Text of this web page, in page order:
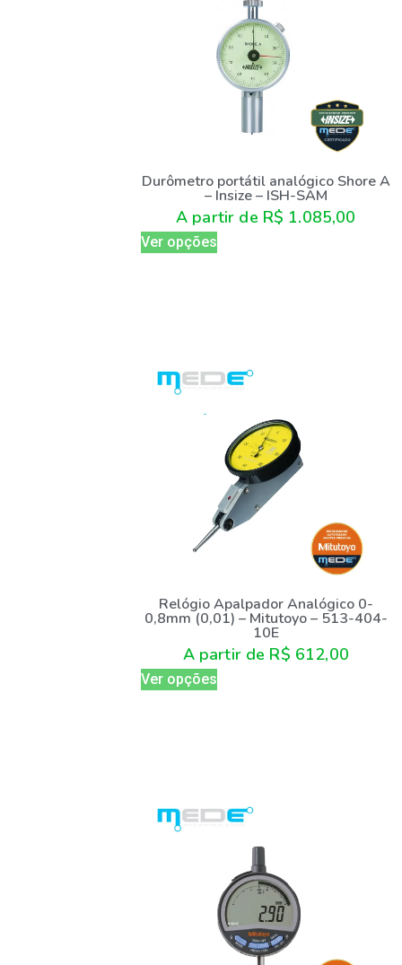
Durômetro portátil analógico Shore A
– Insize – ISH-SAM
A partir de R$ 1.085,00
Ver opções
Relógio Apalpador Analógico 0-
0,8mm (0,01) – Mitutoyo – 513-404-
10E
A partir de R$ 612,00
Ver opções